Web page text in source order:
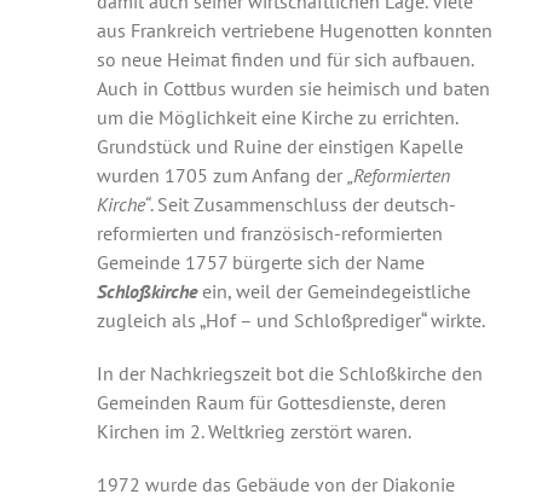
aus Frankreich vertriebene Hugenotten konnten
so neue Heimat finden und für sich aufbauen.
Auch in Cottbus wurden sie heimisch und baten
um die Möglichkeit eine Kirche zu errichten.
Grundstück und Ruine der einstigen Kapelle
wurden 1705 zum Anfang der „Reformierten
Kirche“. Seit Zusammenschluss der deutsch-
reformierten und französisch-reformierten
Gemeinde 1757 bürgerte sich der Name
Schloßkirche ein, weil der Gemeindegeistliche
zugleich als „Hof – und Schloßprediger“ wirkte.
In der Nachkriegszeit bot die Schloßkirche den
Gemeinden Raum für Gottesdienste, deren
Kirchen im 2. Weltkrieg zerstört waren.
1972 wurde das Gebäude von der Diakonie